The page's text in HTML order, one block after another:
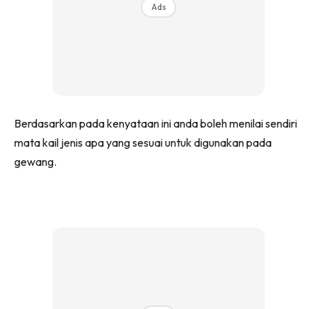
Ads
Berdasarkan pada kenyataan ini anda boleh menilai sendiri
mata kail jenis apa yang sesuai untuk digunakan pada
gewang.